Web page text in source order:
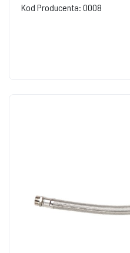
Kod Producenta: 0008